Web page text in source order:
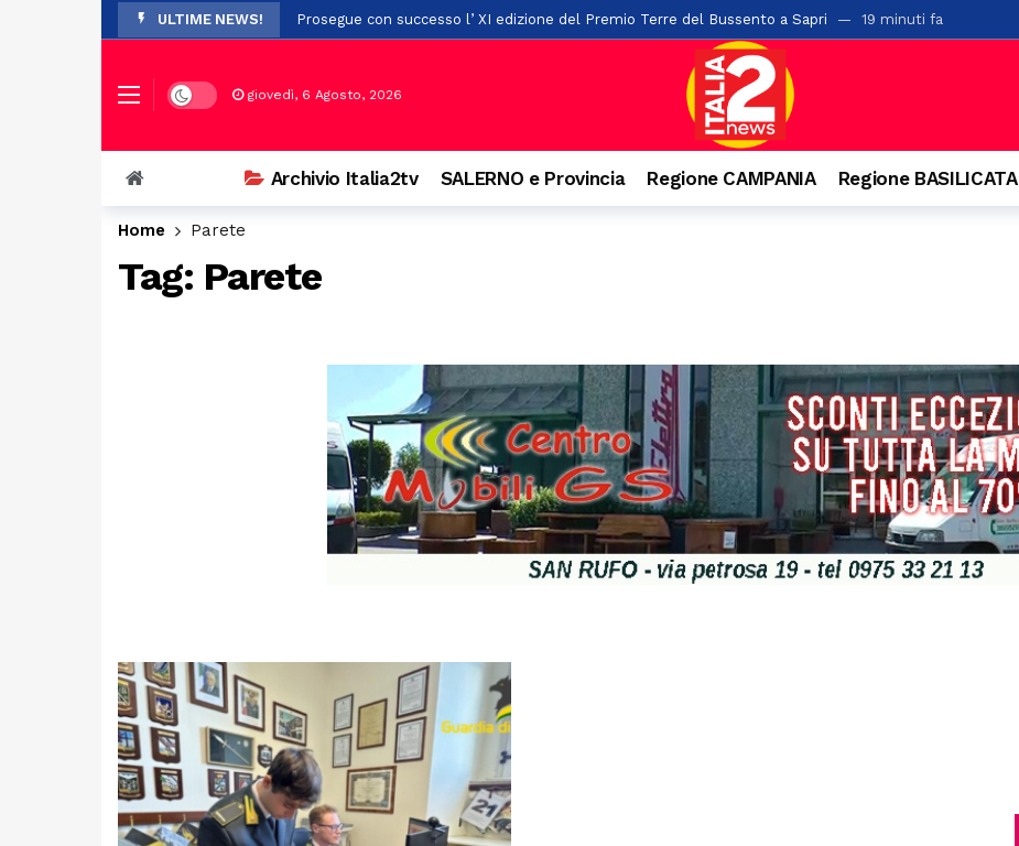
ULTIME NEWS! Prosegue con successo l’ XI edizione del Premio Terre del Bussento a Sapri 19 minuti fa
Scontro a Colliano, grave un ventenne. Incidente anche a Battipaglia
Piaggine rende omaggio al pensiero di Aldo Moro. Successo per l’iniziativa della Banca Monte Pruno
Dopo i trasferimenti da Battipaglia, la Pediatria di Polla al collasso: “Mancano i medici”
Stalking e minacce nei confronti dei vicini di casa: 49enne arrestato nel Materano
Dark mode giovedì, 6 Agosto, 2026
Archivio Italia2tv SALERNO e Provincia Regione CAMPANIA Regione BASILICATA
Home Parete
Tag: Parete